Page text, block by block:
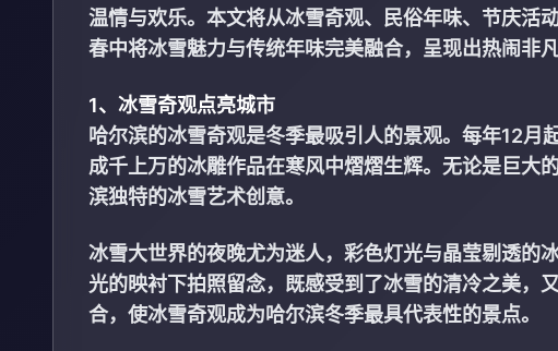
温情与欢乐。本文将从冰雪奇观、民俗年味、节庆活
春中将冰雪魅力与传统年味完美融合，呈现出热闹非
1、冰雪奇观点亮城市
哈尔滨的冰雪奇观是冬季最吸引人的景观。每年12月
成千上万的冰雕作品在寒风中熠熠生辉。无论是巨大
滨独特的冰雪艺术创意。
冰雪大世界的夜晚尤为迷人，彩色灯光与晶莹剔透的
光的映衬下拍照留念，既感受到了冰雪的清冷之美，
合，使冰雪奇观成为哈尔滨冬季最具代表性的景点。